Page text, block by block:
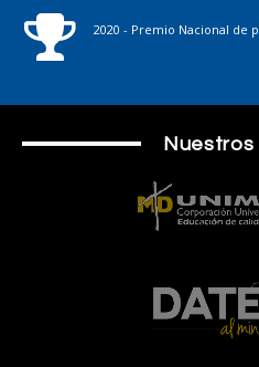
2020 - Premio Nacional de
Nuestros